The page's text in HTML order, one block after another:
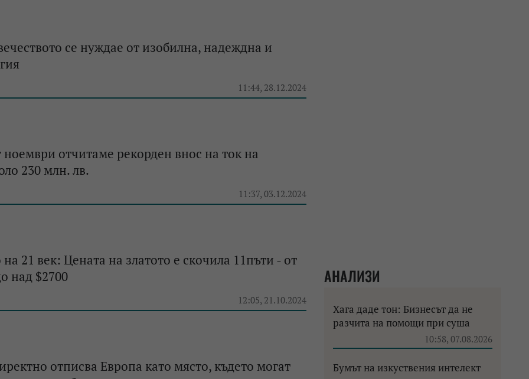
се нуждае от изобилна, надеждна и
11:44, 28.12.2024
отчитаме рекорден внос на ток на
230 млн. лв.
11:37, 03.12.2024
21 век: Цената на златото е скочила 11пъти - от
над $2700
12:05, 21.10.2024
отписва Европа като място, където могат
АНАЛИЗИ
Хага даде тон: Бизнесът да не
разчита на помощи при суша
10:58, 07.08.2026
Бумът на изкуствения интелект